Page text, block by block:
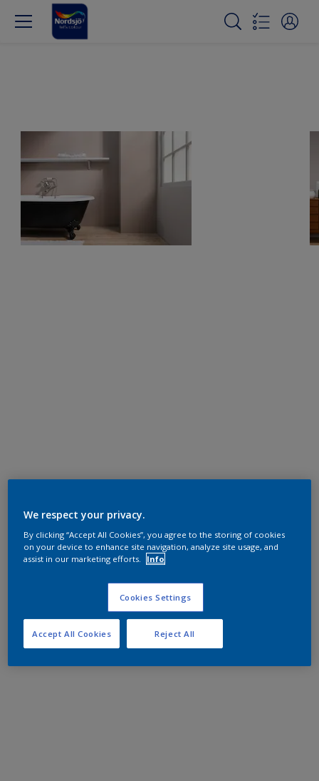
We respect your privacy.
By clicking “Accept All Cookies”, you agree to the storing of cookies
on your device to enhance site navigation, analyze site usage, and
assist in our marketing efforts.
Info
Cookies Settings
Reject All
Accept All Cookies